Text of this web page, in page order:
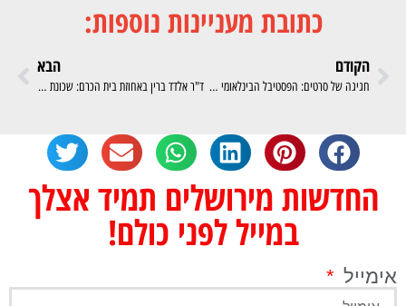
כתובת מעניינות נוספות:
הקודם
חגיגה של סרטים: הפסטיבל הבינלאומי החמישי לסרטי נשים בירושלים: 9-13 בדצמבר 2024
הבא
ד"ר אלדד ברין באחוזת בית הכרם: שכונת טאלביה היא ללא ספק היהלום שבכתר שכונות ירושלים"
החדשות מירושלים תמיד אצלך
במייל לפני כולם!
אימייל